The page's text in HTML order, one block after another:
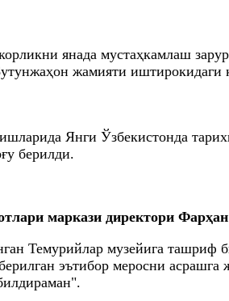
янада мустаҳкамлаш
жамияти иштирокидаги
Янги Ўзбекистонда
берилди.
маркази директори
Темурийлар музейига ташриф
эътибор меросни